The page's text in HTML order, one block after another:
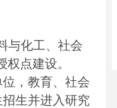
与化工、社会
点建设。
，教育、社会
生并进入研究